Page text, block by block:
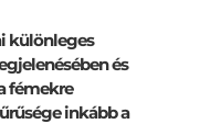
különleges
és
fémekre
inkább a